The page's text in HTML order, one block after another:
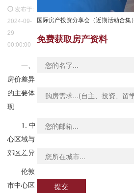
发布于:
2024-09-
29
00:00:00
一、
房价差异
的主要体
现
1. 中
心区域与
郊区差异
伦敦
市中心区
国际房产投资分享会（近期活动合集）
免费获取房产资料
提交